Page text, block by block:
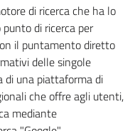
di ricerca che ha lo
di ricerca per
il puntamento diretto
delle singole
di una piattaforma di
che offre agli utenti,
mediante